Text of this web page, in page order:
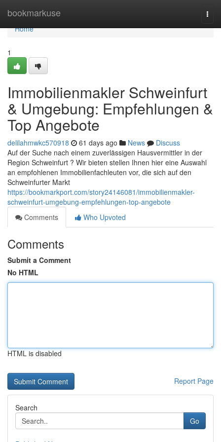
bookmarkuse
Home
Home
1
Immobilienmakler Schweinfurt
& Umgebung: Empfehlungen &
Top Angebote
delilahmwkc570918 61 days ago News
Discuss
Auf der Suche nach einem zuverlässigen Hausvermittler in der
Region Schweinfurt ? Wir bieten stellen Ihnen hier eine Auswahl
an empfohlenen Immobilienfachleuten vor, die sich auf den
Schweinfurter Markt
https://bookmarkport.com/story24146081/immobilienmakler-
schweinfurt-umgebung-empfehlungen-top-angebote
Comments
Who Upvoted
Comments
Submit a Comment
No HTML
HTML is disabled
Report Page
Search
Go